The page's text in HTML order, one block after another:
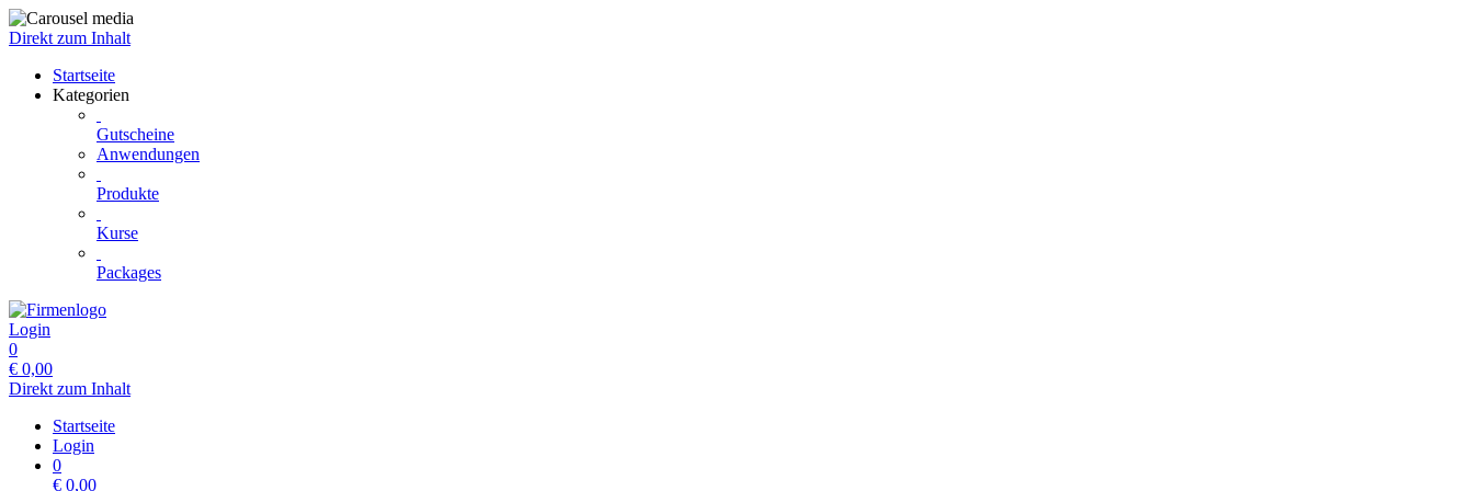
Direkt zum Inhalt
Startseite
Kategorien
Gutscheine
Anwendungen
Produkte
Kurse
Packages
Login
0
€ 0,00
Direkt zum Inhalt
Startseite
Login
0
€ 0,00